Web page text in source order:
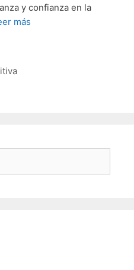
y confianza en la
más